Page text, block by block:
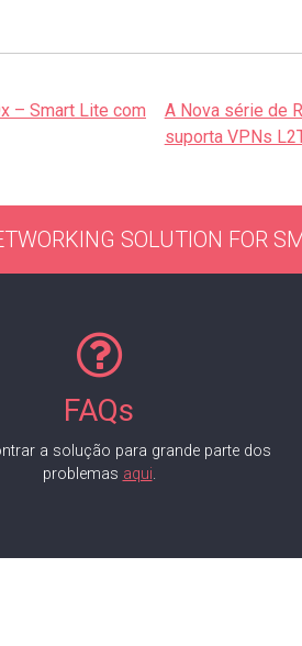
– Smart Lite com
A Nova série de
suporta VPNs
SOLUTION FOR
FAQs
a solução para grande parte dos
problemas aqui.